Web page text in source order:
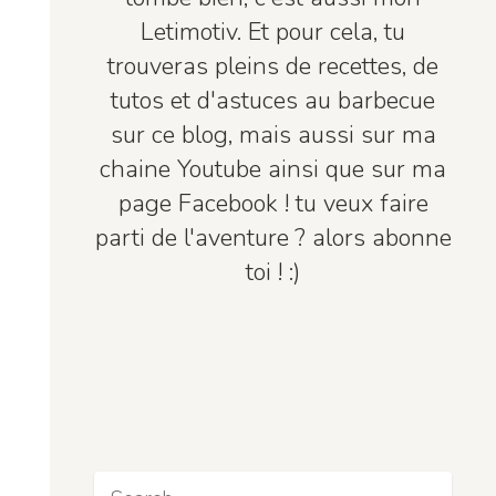
Letimotiv. Et pour cela, tu
trouveras pleins de recettes, de
tutos et d'astuces au barbecue
sur ce blog, mais aussi sur ma
chaine Youtube ainsi que sur ma
page Facebook ! tu veux faire
parti de l'aventure ? alors abonne
toi ! :)